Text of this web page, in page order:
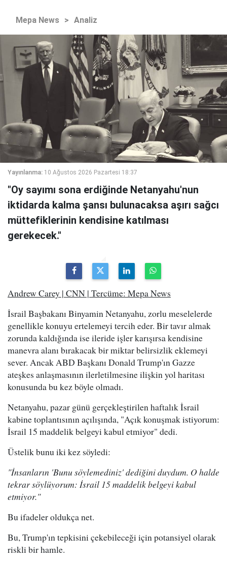
Mepa News > Analiz
Yayınlanma: 10 Ağustos 2026 Pazartesi 18:37
"Oy sayımı sona erdiğinde Netanyahu'nun
iktidarda kalma şansı bulunacaksa aşırı sağcı
müttefiklerinin kendisine katılması
gerekecek."
Andrew Carey | CNN | Tercüme: Mepa News
İsrail Başbakanı Binyamin Netanyahu, zorlu meselelerde
genellikle konuyu ertelemeyi tercih eder. Bir tavır almak
zorunda kaldığında ise ileride işler karışırsa kendisine
manevra alanı bırakacak bir miktar belirsizlik eklemeyi
sever. Ancak ABD Başkanı Donald Trump'ın Gazze
ateşkes anlaşmasının ilerletilmesine ilişkin yol haritası
konusunda bu kez böyle olmadı.
Netanyahu, pazar günü gerçekleştirilen haftalık İsrail
kabine toplantısının açılışında, "Açık konuşmak istiyorum:
İsrail 15 maddelik belgeyi kabul etmiyor" dedi.
Üstelik bunu iki kez söyledi:
"İnsanların 'Bunu söylemediniz' dediğini duydum. O halde
tekrar söylüyorum: İsrail 15 maddelik belgeyi kabul
etmiyor."
Bu ifadeler oldukça net.
Bu, Trump'ın tepkisini çekebileceği için potansiyel olarak
riskli bir hamle.